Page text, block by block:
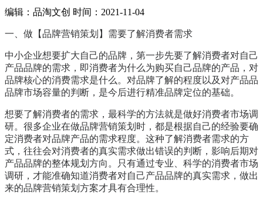
编辑：品淘文创 时间：2021-11-04
一、做【品牌营销策划】需要了解消费者需求
中小企业想要扩大自己的品牌，第一步先要了解消费者对自己
产品品牌的需求，即消费者为什么为购买自己品牌的产品，对
品牌核心的消费需求是什么。对品牌了解的程度以及对产品品
品牌市场容量的判断，是今后进行精准品牌定位的基础。
想要了解消费者的需求，最科学的方法就是做好消费者市场调
研。很多企业在做品牌营销策划时，都是根据自己的经验要确
定消费者对品牌产品的需求程度。这种了解消费者需求的方
式，往往会对消费者的真实需求做出错误的判断，影响后期对
产品品牌的整体规划方向。只有通过专业、科学的消费者市场
调研，才能准确知道消费者对自己产品品牌的真实需求，做出
来的品牌营销策划方案才具有合理性。